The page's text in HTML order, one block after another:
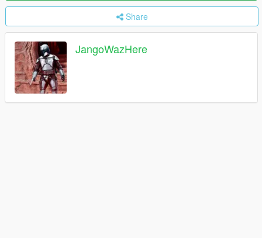
Share
JangoWazHere